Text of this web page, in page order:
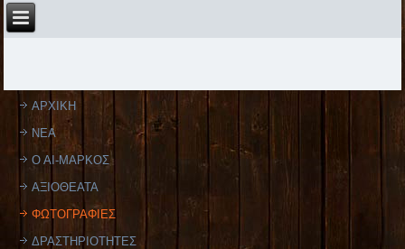
ΑΡΧΙΚΗ
ΝΕΑ
Ο ΑΙ-ΜΑΡΚΟΣ
ΑΞΙΟΘΕΑΤΑ
ΦΩΤΟΓΡΑΦΙΕΣ
ΔΡΑΣΤΗΡΙΟΤΗΤΕΣ